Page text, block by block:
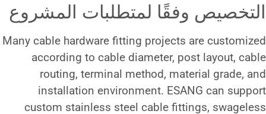
لمتطلبات المشروع
Many cable hardware fitting
according to cable
routing, terminal method,
installation environment.
custom stainless steel